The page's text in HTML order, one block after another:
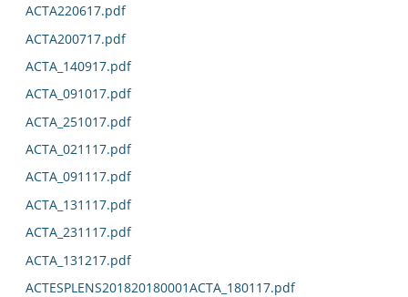
ACTA220617.pdf
ACTA200717.pdf
ACTA_140917.pdf
ACTA_091017.pdf
ACTA_251017.pdf
ACTA_021117.pdf
ACTA_091117.pdf
ACTA_131117.pdf
ACTA_231117.pdf
ACTA_131217.pdf
ACTESPLENS201820180001ACTA_180117.pdf